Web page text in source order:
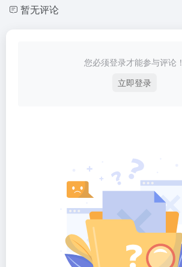
暂无评论
您必须登录才能参与评论！
立即登录